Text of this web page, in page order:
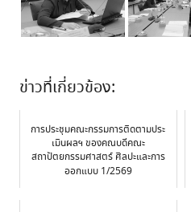
ข่าวที่เกี่ยวข้อง:
การประชุมคณะกรรมการติดตามประ
เมินผลฯ ของคณบดีคณะ
สถาปัตยกรรมศาสตร์ ศิลปะและการ
ออกแบบ 1/2569